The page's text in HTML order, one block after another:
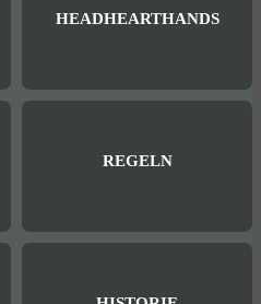
HEADHEARTHANDS
REGELN